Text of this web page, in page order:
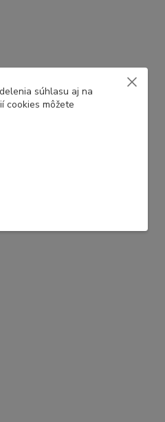
súhlasu aj na
cookies môžete